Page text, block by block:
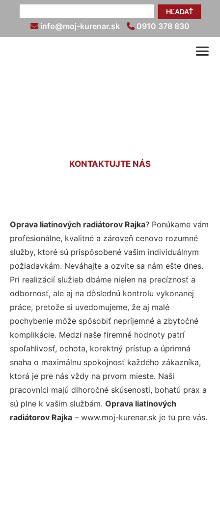
HĽADAŤ
info@moj-kurenar.sk 0910 378 830
KONTAKTUJTE NÁS
Oprava liatinových radiátorov Rajka? Ponúkame vám
profesionálne, kvalitné a zároveň cenovo rozumné
služby, ktoré sú prispôsobené vašim individuálnym
požiadavkám. Neváhajte a ozvite sa nám ešte dnes.
Pri realizácií služieb dbáme nielen na precíznosť a
odbornosť, ale aj na dôslednú kontrolu vykonanej
práce, pretože si uvedomujeme, že aj malé
pochybenie môže spôsobiť nepríjemné a zbytočné
komplikácie. Medzi naše firemné hodnoty patrí
spoľahlivosť, ochota, korektný prístup a úprimná
snaha o maximálnu spokojnosť každého zákazníka,
ktorá je pre nás vždy na prvom mieste. Naši
pracovníci majú dlhoročné skúsenosti, bohatú prax a
sú plne k vašim službám. Oprava liatinových
radiátorov Rajka – www.moj-kurenar.sk je tu pre vás.